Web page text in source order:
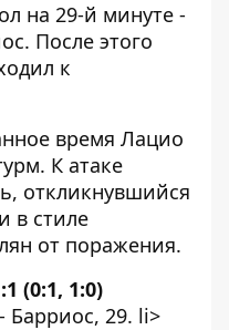
на 29-й минуте -
После этого
к
время Лацио
К атаке
откликнувшийся
в стиле
от поражения.
(0:1, 1:0)
Барриос, 29. li>